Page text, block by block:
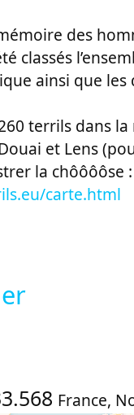
des
classés
ainsi que
terrils dans
et Lens
la chôôôôse :
carte.html
France,